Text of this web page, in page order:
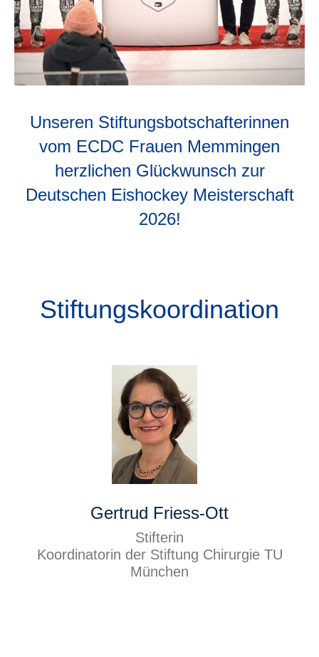
Unseren Stiftungsbotschafterinnen
vom ECDC Frauen Memmingen
herzlichen Glückwunsch zur
Deutschen Eishockey Meisterschaft
2026!
Stiftungskoordination
Gertrud Friess-Ott
Stifterin
Koordinatorin der Stiftung Chirurgie TU
München